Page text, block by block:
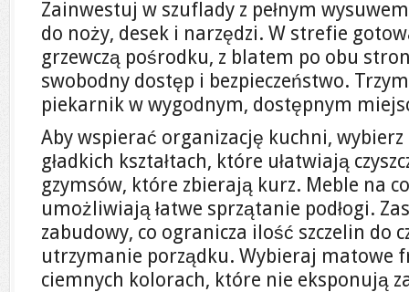
Zainwestuj w szuflady z pełnym
do noży, desek i narzędzi. W strefie
grzewczą pośrodku, z blatem po obu
swobodny dostęp i bezpieczeństwo.
piekarnik w wygodnym, dostępnym
Aby wspierać organizację kuchni,
gładkich kształtach, które ułatwiają
gzymsów, które zbierają kurz. Meble na
umożliwiają łatwe sprzątanie podłogi.
zabudowy, co ogranicza ilość szczelin do
utrzymanie porządku. Wybieraj matowe
ciemnych kolorach, które nie eksponują